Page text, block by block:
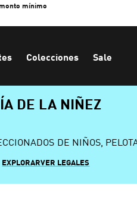
mínimo
Colecciones Sale
DE LA NIÑEZ
DE NIÑOS,
EXPLORARVER LEGALES